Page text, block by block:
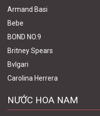
Armand Basi
Bebe
BOND NO.9
Britney Spears
Bvlgari
Carolina Herrera
NƯỚC HOA NAM